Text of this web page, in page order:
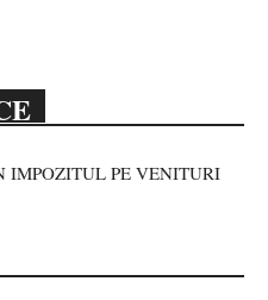
IMPOZITUL PE VENITURI